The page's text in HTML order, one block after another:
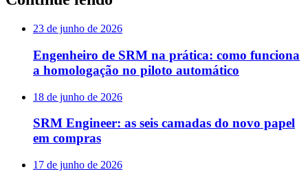
23 de junho de 2026
Engenheiro de SRM na prática: como funciona
a homologação no piloto automático
18 de junho de 2026
SRM Engineer: as seis camadas do novo papel
em compras
17 de junho de 2026